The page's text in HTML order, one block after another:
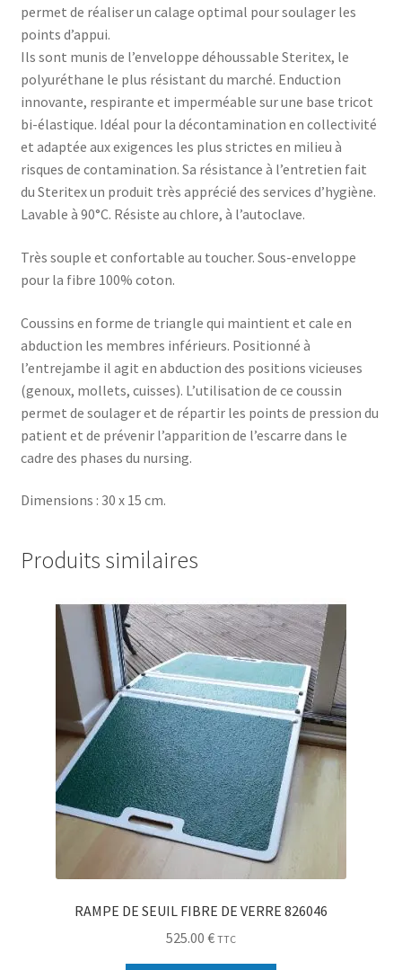
permet de réaliser un calage optimal pour soulager les
points d’appui.
Ils sont munis de l’enveloppe déhoussable Steritex, le
polyuréthane le plus résistant du marché. Enduction
innovante, respirante et imperméable sur une base tricot
bi-élastique. Idéal pour la décontamination en collectivité
et adaptée aux exigences les plus strictes en milieu à
risques de contamination. Sa résistance à l’entretien fait
du Steritex un produit très apprécié des services d’hygiène.
Lavable à 90°C. Résiste au chlore, à l’autoclave.
Très souple et confortable au toucher. Sous-enveloppe
pour la fibre 100% coton.
Coussins en forme de triangle qui maintient et cale en
abduction les membres inférieurs. Positionné à
l’entrejambe il agit en abduction des positions vicieuses
(genoux, mollets, cuisses). L’utilisation de ce coussin
permet de soulager et de répartir les points de pression du
patient et de prévenir l’apparition de l’escarre dans le
cadre des phases du nursing.
Dimensions : 30 x 15 cm.
Produits similaires
RAMPE DE SEUIL FIBRE DE VERRE 826046
525.00 € TTC